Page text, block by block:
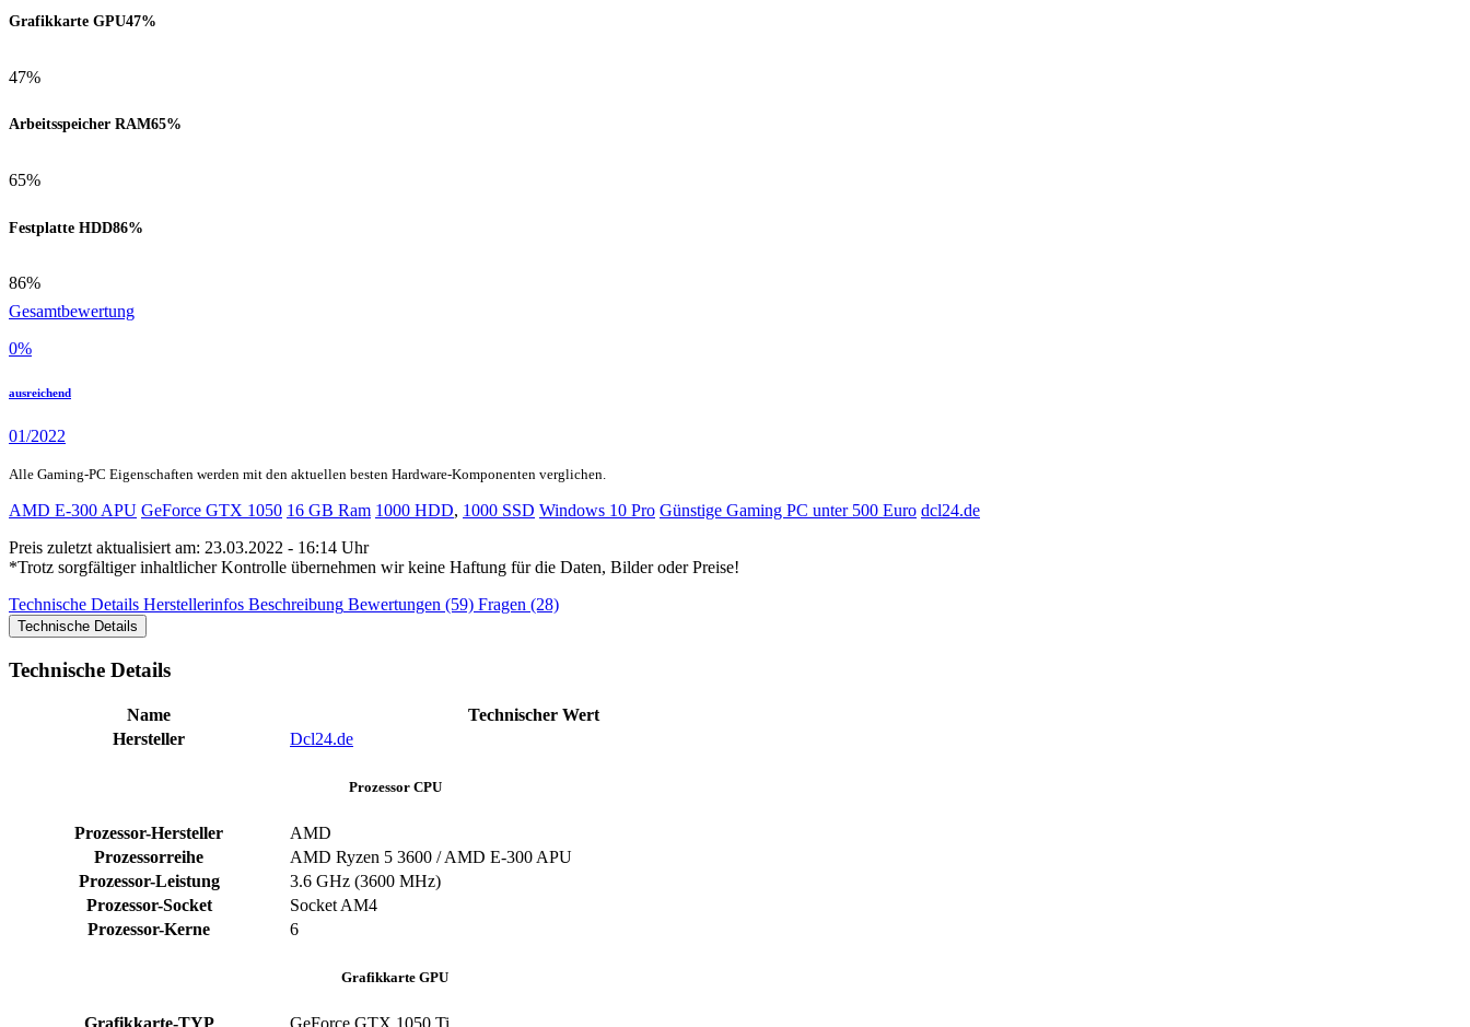
Grafikkarte GPU47%
47%
Arbeitsspeicher RAM65%
65%
Festplatte HDD86%
86%
Gesamtbewertung
0%
ausreichend
01/2022
Alle Gaming-PC Eigenschaften werden mit den aktuellen besten Hardware-Komponenten verglichen.
AMD E-300 APU GeForce GTX 1050 16 GB Ram 1000 HDD, 1000 SSD Windows 10 Pro Günstige Gaming PC unter 500 Euro dcl24.de
Preis zuletzt aktualisiert am: 23.03.2022 - 16:14 Uhr
*Trotz sorgfältiger inhaltlicher Kontrolle übernehmen wir keine Haftung für die Daten, Bilder oder Preise!
Technische Details Herstellerinfos Beschreibung Bewertungen (59) Fragen (28)
Technische Details
Technische Details
Name
Technischer Wert
Hersteller
Dcl24.de
Prozessor CPU
Prozessor-Hersteller
‎AMD
Prozessorreihe
AMD Ryzen 5 3600 / AMD E-300 APU
Prozessor-Leistung
‎3.6 GHz (3600 MHz)
Prozessor-Socket
‎Socket AM4
Prozessor-Kerne
‎6
Grafikkarte GPU